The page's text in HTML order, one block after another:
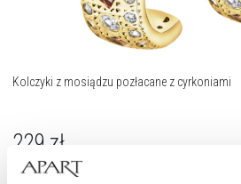
Kolczyki z mosiądzu pozłacane z cyrkoniami
229 zł